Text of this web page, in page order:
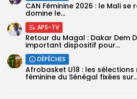
‎CAN Féminine 2026 : le Mali
domine le...
APS-TV
Retour du Magal : Dakar Dem
important dispositif pour...
DÉPÊCHES
‎Afrobasket U18 : les
féminine du Sénégal fixées